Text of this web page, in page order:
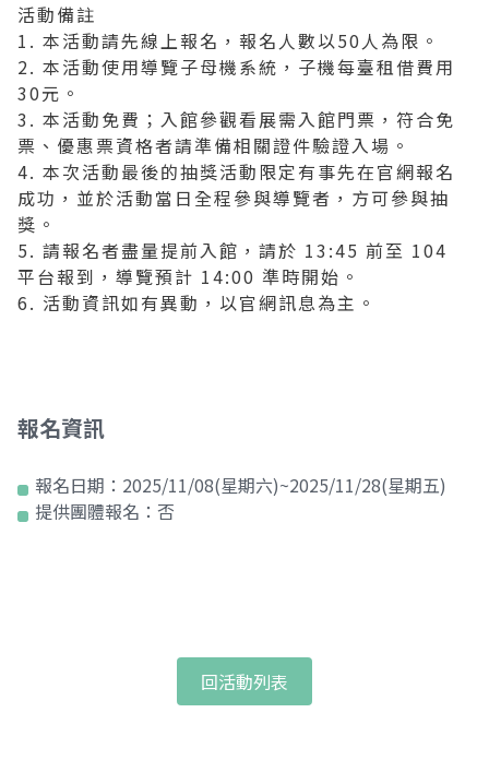
活動備註
1. 本活動請先線上報名，報名人數以50人為限。
2. 本活動使用導覽子母機系統，子機每臺租借費用
30元。
3. 本活動免費；入館參觀看展需入館門票，符合免
票、優惠票資格者請準備相關證件驗證入場。
4. 本次活動最後的抽獎活動限定有事先在官網報名
成功，並於活動當日全程參與導覽者，方可參與抽
獎。
5. 請報名者盡量提前入館，請於 13:45 前至 104
平台報到，導覽預計 14:00 準時開始。
6. 活動資訊如有異動，以官網訊息為主。
報名資訊
報名日期： 2025/11/08(星期六)~2025/11/28(星期五)
提供團體報名： 否
回活動列表